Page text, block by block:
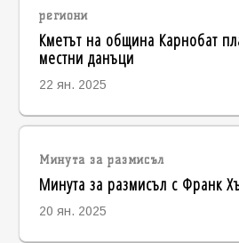
региони
Кметът на община Карнобат
местни данъци
22 ян. 2025
Минута за размисъл
Минута за размисъл с Франк
20 ян. 2025